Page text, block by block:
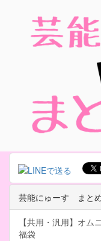
芸能にゅーす まと
【共用・汎用】オ
福袋